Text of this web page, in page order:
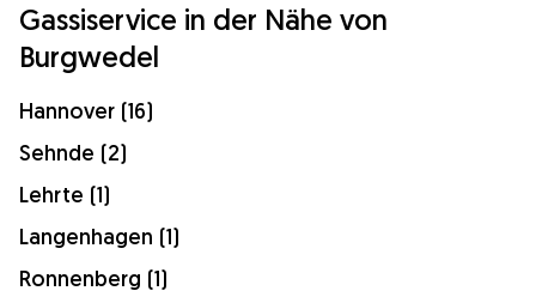
Gassiservice in der Nähe von
Burgwedel
Hannover (16)
Sehnde (2)
Lehrte (1)
Langenhagen (1)
Ronnenberg (1)